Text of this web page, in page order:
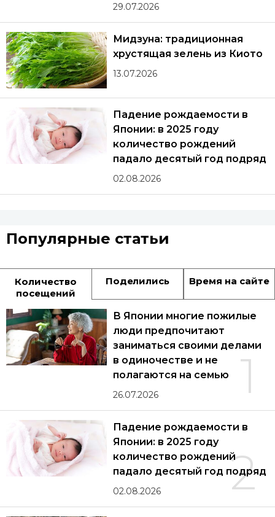
29.07.2026
Мидзуна: традиционная
хрустящая зелень из Киото
13.07.2026
Падение рождаемости в
Японии: в 2025 году
количество рождений
падало десятый год подряд
02.08.2026
Популярные статьи
Количество
посещений
Поделились Время на сайте
1
В Японии многие пожилые
люди предпочитают
заниматься своими делами
в одиночестве и не
полагаются на семью
26.07.2026
2
Падение рождаемости в
Японии: в 2025 году
количество рождений
падало десятый год подряд
02.08.2026